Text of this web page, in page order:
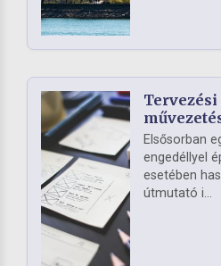
Elsősorban
engedéllyel
esetében
útmutató i...